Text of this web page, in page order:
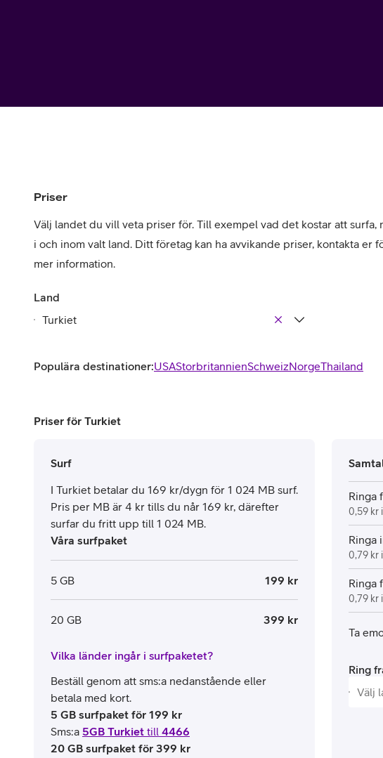
Priser
Välj landet du vill veta priser för. Till exempel vad det kostar att surfa,
i och inom valt land. Ditt företag kan ha avvikande priser, kontakta er
mer information.
Land
Populära destinationer:USAStorbritannienSchweizNorgeThailand
Priser för Turkiet
Surf
I Turkiet betalar du 169 kr/dygn för 1 024 MB surf.
Pris per MB är 4 kr tills du når 169 kr, därefter
surfar du fritt upp till 1 024 MB.
Våra surfpaket
5 GB 199 kr
20 GB 399 kr
Vilka länder ingår i surfpaketet?
Beställ genom att sms:a nedanstående eller
betala med kort.
5 GB surfpaket för 199 kr
Sms:a 5GB Turkiet till 4466
20 GB surfpaket för 399 kr
Ringa
0,59 kr
Ringa
0,79 kr
Ringa
0,79 kr
Ta
Ring